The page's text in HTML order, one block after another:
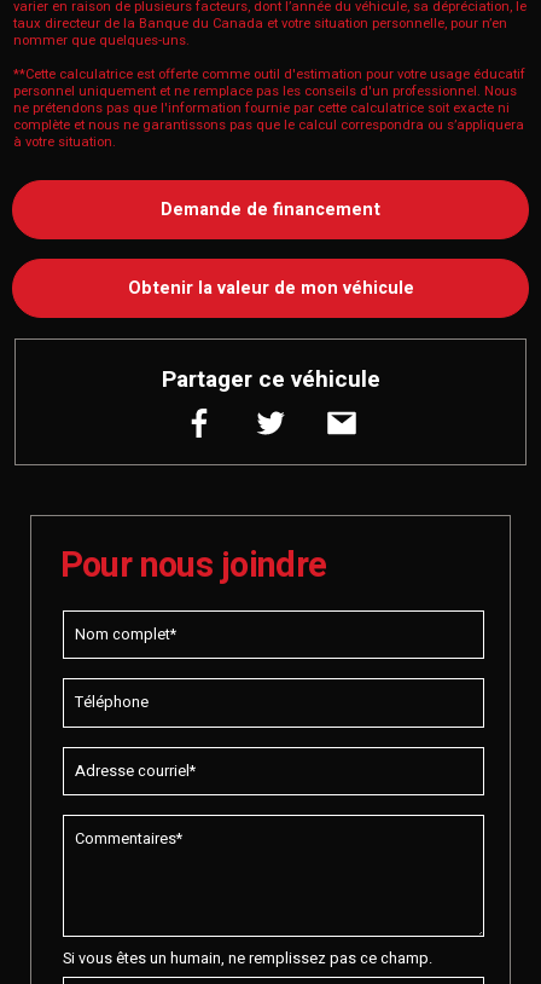
varier en raison de plusieurs facteurs, dont l’année du véhicule, sa dépréciation, le
taux directeur de la Banque du Canada et votre situation personnelle, pour n’en
nommer que quelques-uns.
**Cette calculatrice est offerte comme outil d'estimation pour votre usage éducatif
personnel uniquement et ne remplace pas les conseils d'un professionnel. Nous
ne prétendons pas que l'information fournie par cette calculatrice soit exacte ni
complète et nous ne garantissons pas que le calcul correspondra ou s’appliquera
à votre situation.
Demande de financement
Obtenir la valeur de mon véhicule
Partager ce véhicule
Pour nous joindre
Si vous êtes un humain, ne remplissez pas ce champ.